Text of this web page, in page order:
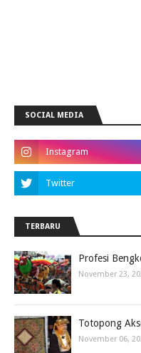
SOCIAL MEDIA
TERBARU
Profesi
November 23,
Totopong
November 06,